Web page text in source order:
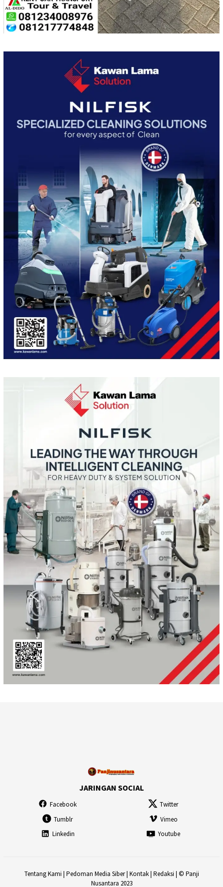
JARINGAN SOCIAL
Facebook
Twitter
Tumblr
Vimeo
Linkedin
Youtube
Tentang Kami | Pedoman Media Siber| Kontak| Redaksi | © Panji
Nusantara 2023